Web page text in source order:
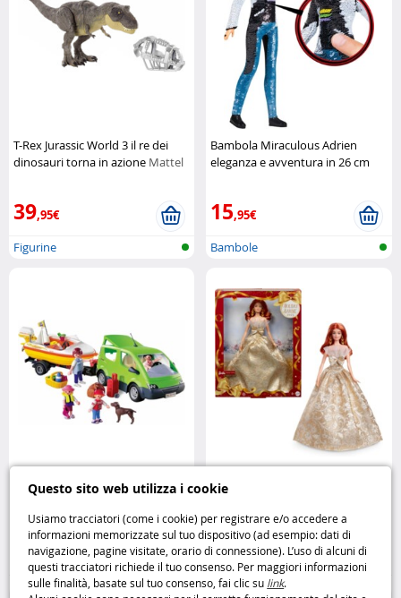
Questo sito web utilizza i cookie
Usiamo tracciatori (come i cookie) per registrare e/o accedere a
informazioni memorizzate sul tuo dispositivo (ad esempio: dati di
navigazione, pagine visitate, orario di connessione). L’uso di alcuni di
questi tracciatori richiede il tuo consenso. Per maggiori informazioni
sulle finalità, basate sul tuo consenso, fai clic su link.
T-Rex Jurassic World 3 il re dei
dinosauri torna in azione Mattel
39,95€
Figurine
Bambola Miraculous Adrien
eleganza e avventura in 26 cm
15,95€
Bambole
Playmobil Auto di Famiglia con
Barca avventura e divertimento
in viaggioPlaymobil
23,95€
Playmobil
Barbie Signature Holiday 2025
39,95€
Barbie